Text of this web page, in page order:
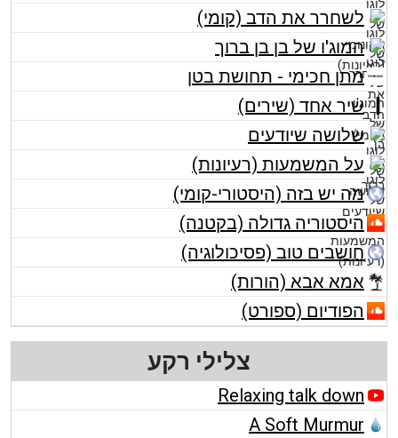
לשחרר את הדב (קומי)
המוג'ו של בן בן ברוך
מתן חכימי - תחושת בטן
שיר אחד (שירים)
שלושה שיודעים
על המשמעות (רעיונות)
מה יש בזה (היסטורי-קומי)
היסטוריה גדולה (בקטנה)
חושבים טוב (פסיכולוגיה)
אמא אבא (הורות)
הפודיום (ספורט)
צלילי רקע
Relaxing talk down
A Soft Murmur